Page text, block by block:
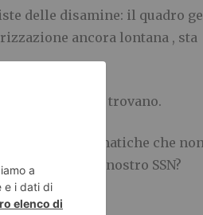
delle disamine: il quadro
ancora lontana , sta
il tempo che trovano.
su problematiche che
efficienza del nostro SSN?